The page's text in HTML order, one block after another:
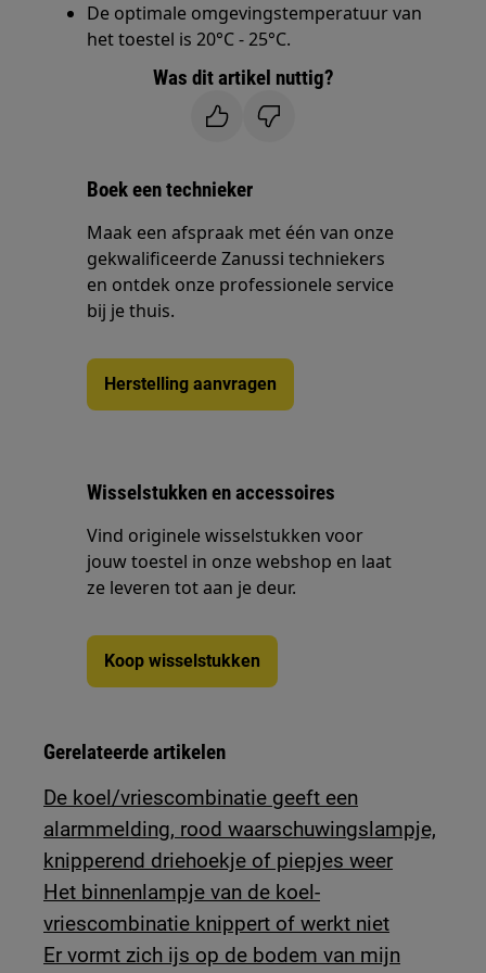
De optimale omgevingstemperatuur van
het toestel is 20°C - 25°C.
Was dit artikel nuttig?
Boek een technieker
Maak een afspraak met één van onze
gekwalificeerde Zanussi techniekers
en ontdek onze professionele service
bij je thuis.
Herstelling aanvragen
Wisselstukken en accessoires
Vind originele wisselstukken voor
jouw toestel in onze webshop en laat
ze leveren tot aan je deur.
Koop wisselstukken
Gerelateerde artikelen
De koel/vriescombinatie geeft een
alarmmelding, rood waarschuwingslampje,
knipperend driehoekje of piepjes weer
Het binnenlampje van de koel-
vriescombinatie knippert of werkt niet
Er vormt zich ijs op de bodem van mijn